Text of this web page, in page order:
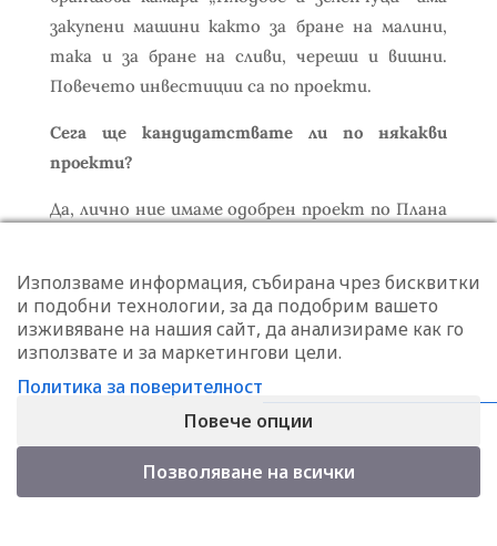
закупени машини както за бране на малини,
така и за бране на сливи, череши и вишни.
Повечето инвестиции са по проекти.
Сега ще кандидатствате ли по някакви
проекти?
Да, лично ние имаме одобрен проект по Плана
ще закупим трактор с машина за
механизирана резитба, както и един робот
косачка.
колегите и споделят с мен в момента, е малко
по-рестриктивната политика на банките по
отношение на кредитирането. Има проблеми
Използваме информация, събирана чрез бисквитки
и подобни технологии, за да подобрим вашето
изживяване на нашия сайт, да анализираме как го
използвате и за маркетингови цели.
Политика за поверителност
Повече опции
Позволяване на всички